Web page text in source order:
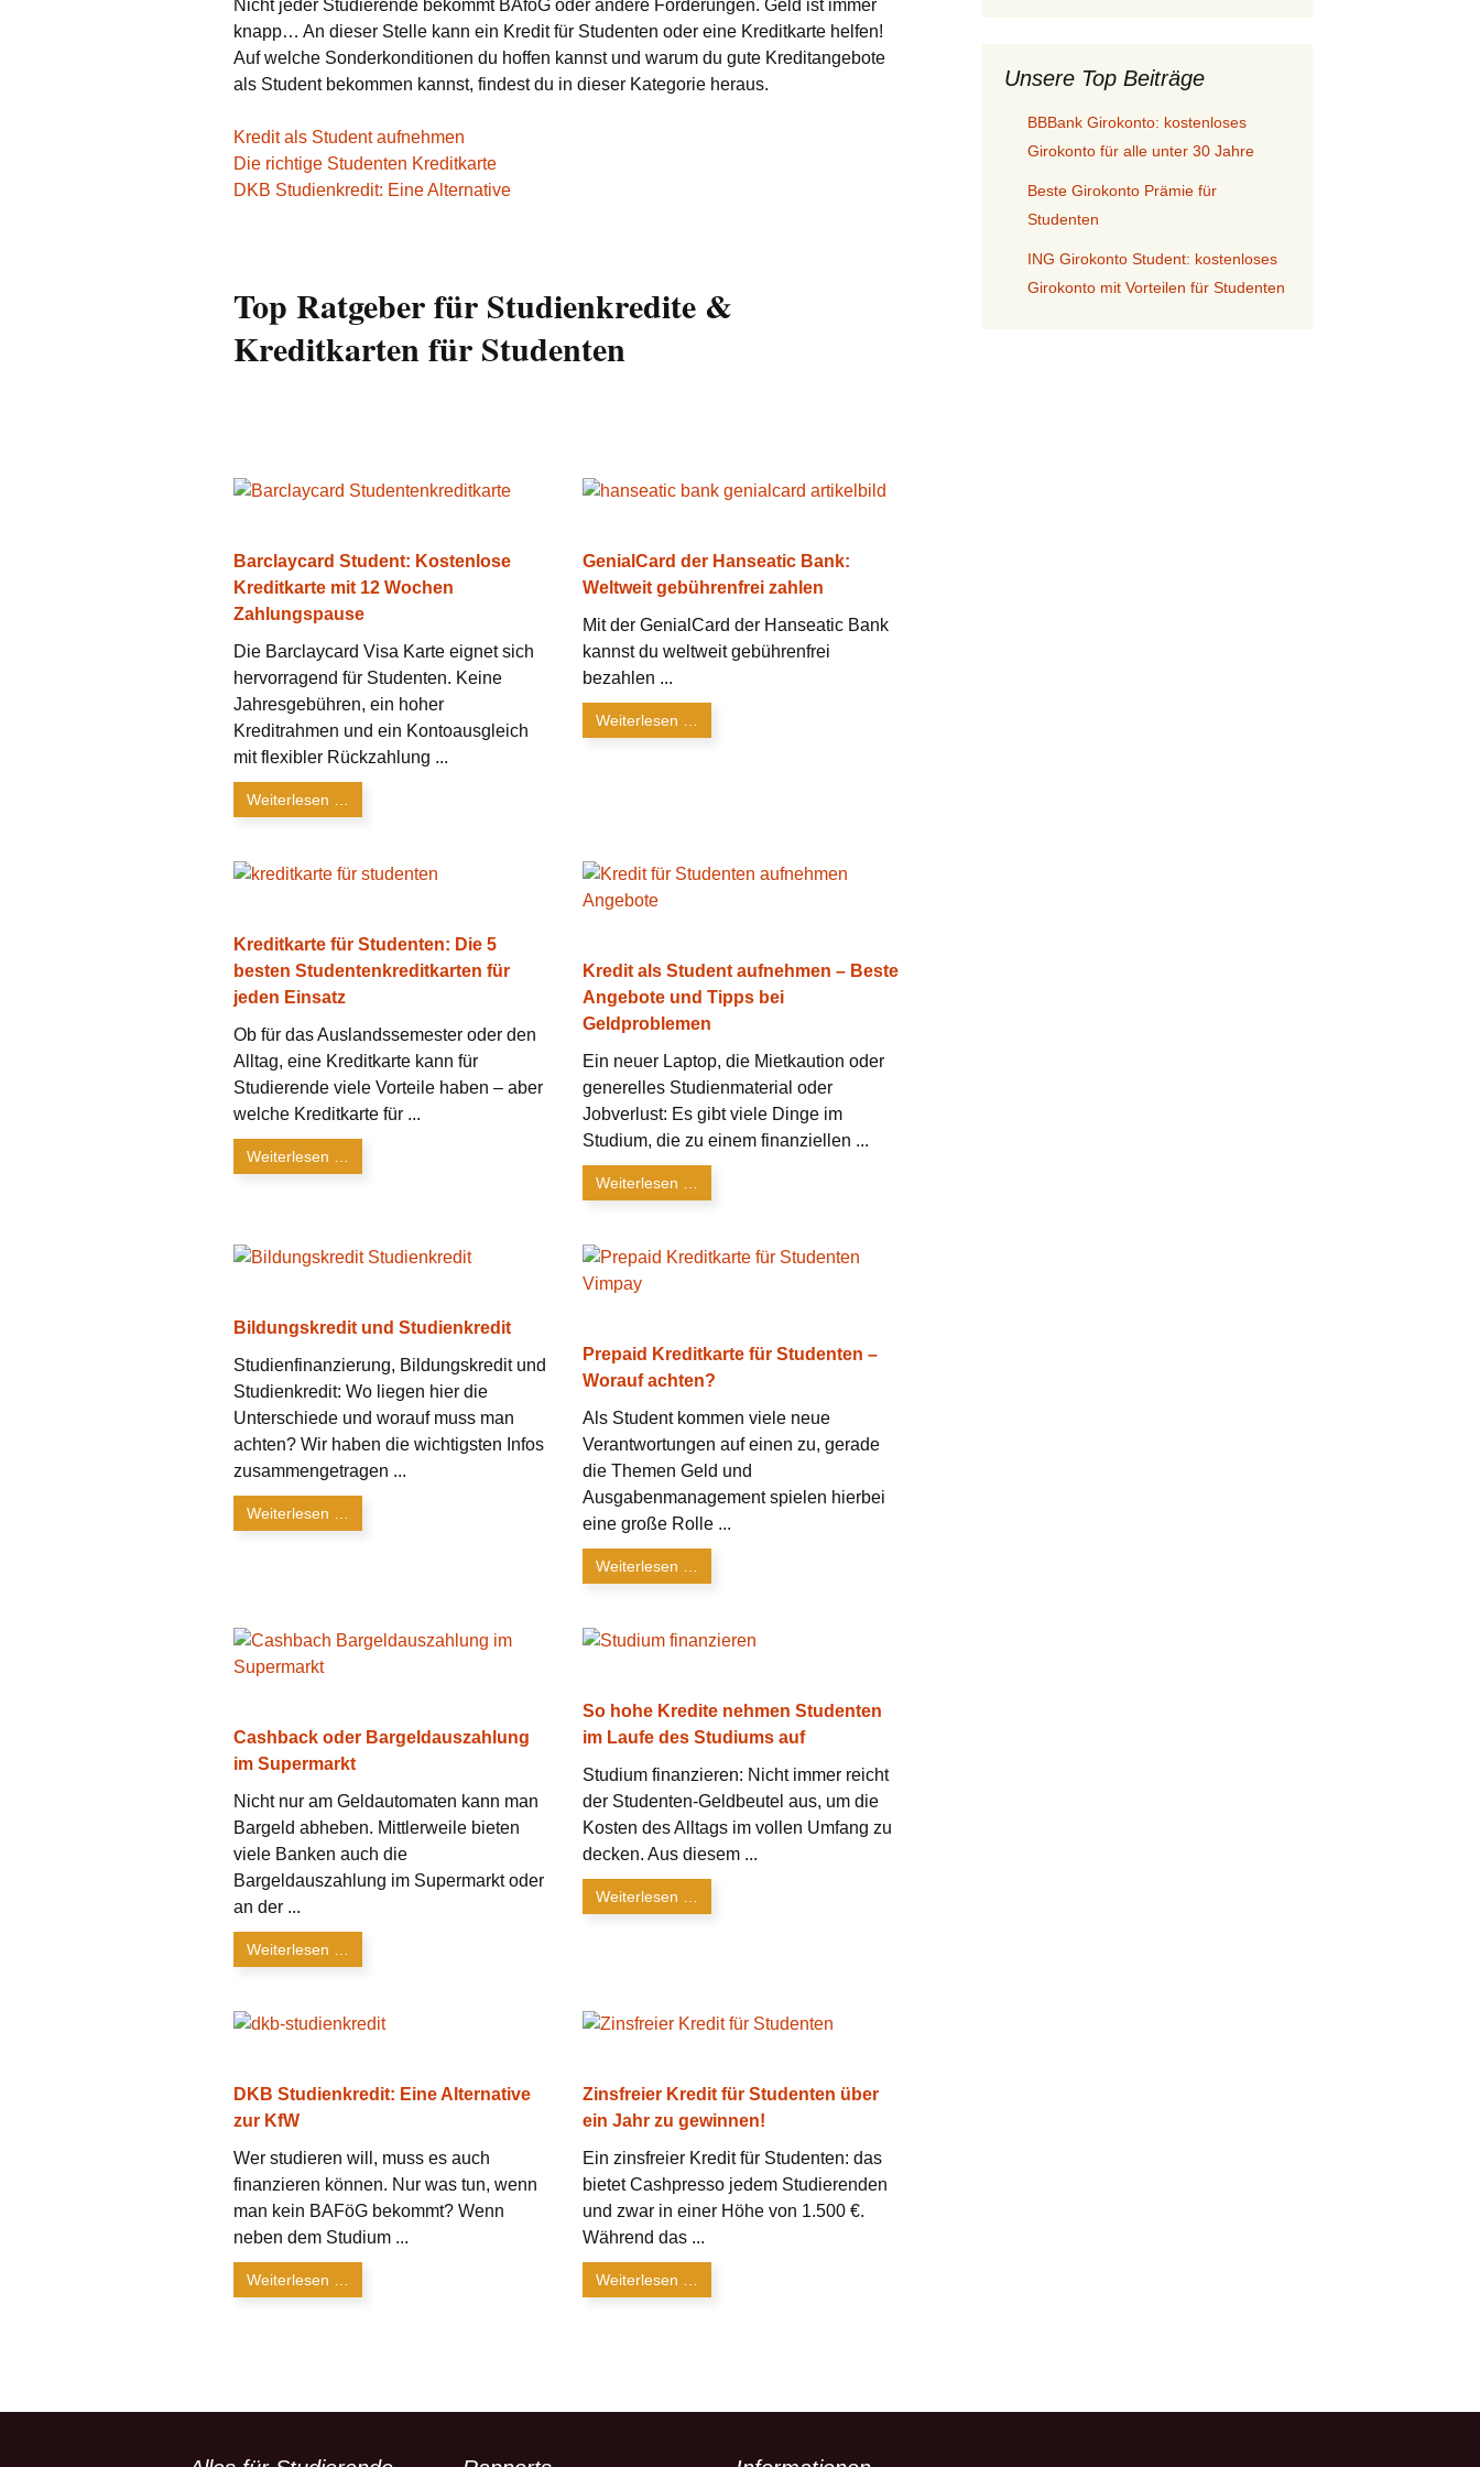
Nicht jeder Studierende bekommt BAföG oder andere Förderungen. Geld ist immer
knapp… An dieser Stelle kann ein Kredit für Studenten oder eine Kreditkarte helfen!
Auf welche Sonderkonditionen du hoffen kannst und warum du gute Kreditangebote
als Student bekommen kannst, findest du in dieser Kategorie heraus.
Kredit als Student aufnehmen
Die richtige Studenten Kreditkarte
DKB Studienkredit: Eine Alternative
Top Ratgeber für Studienkredite &
Kreditkarten für Studenten
Barclaycard Student: Kostenlose
Kreditkarte mit 12 Wochen
Zahlungspause
Die Barclaycard Visa Karte eignet sich
hervorragend für Studenten. Keine
Jahresgebühren, ein hoher
Kreditrahmen und ein Kontoausgleich
mit flexibler Rückzahlung ...
Weiterlesen …
GenialCard der Hanseatic Bank:
Weltweit gebührenfrei zahlen
Mit der GenialCard der Hanseatic Bank
kannst du weltweit gebührenfrei
bezahlen ...
Weiterlesen …
Kreditkarte für Studenten: Die 5
besten Studentenkreditkarten für
jeden Einsatz
Ob für das Auslandssemester oder den
Alltag, eine Kreditkarte kann für
Studierende viele Vorteile haben – aber
welche Kreditkarte für ...
Weiterlesen …
Kredit als Student aufnehmen – Beste
Angebote und Tipps bei
Geldproblemen
Ein neuer Laptop, die Mietkaution oder
generelles Studienmaterial oder
Jobverlust: Es gibt viele Dinge im
Studium, die zu einem finanziellen ...
Weiterlesen …
Bildungskredit und Studienkredit
Studienfinanzierung, Bildungskredit und
Studienkredit: Wo liegen hier die
Unterschiede und worauf muss man
achten? Wir haben die wichtigsten Infos
zusammengetragen ...
Weiterlesen …
Prepaid Kreditkarte für Studenten –
Worauf achten?
Als Student kommen viele neue
Verantwortungen auf einen zu, gerade
die Themen Geld und
Ausgabenmanagement spielen hierbei
eine große Rolle ...
Weiterlesen …
Cashback oder Bargeldauszahlung
im Supermarkt
Nicht nur am Geldautomaten kann man
Bargeld abheben. Mittlerweile bieten
viele Banken auch die
Bargeldauszahlung im Supermarkt oder
an der ...
Weiterlesen …
So hohe Kredite nehmen Studenten
im Laufe des Studiums auf
Studium finanzieren: Nicht immer reicht
der Studenten-Geldbeutel aus, um die
Kosten des Alltags im vollen Umfang zu
decken. Aus diesem ...
Weiterlesen …
DKB Studienkredit: Eine Alternative
zur KfW
Wer studieren will, muss es auch
finanzieren können. Nur was tun, wenn
man kein BAFöG bekommt? Wenn
neben dem Studium ...
Weiterlesen …
Zinsfreier Kredit für Studenten über
ein Jahr zu gewinnen!
Ein zinsfreier Kredit für Studenten: das
bietet Cashpresso jedem Studierenden
und zwar in einer Höhe von 1.500 €.
Während das ...
Weiterlesen …
Unsere Top Beiträge
BBBank Girokonto: kostenloses
Girokonto für alle unter 30 Jahre
Beste Girokonto Prämie für
Studenten
ING Girokonto Student: kostenloses
Girokonto mit Vorteilen für Studenten